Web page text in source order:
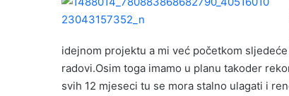
idejnom projektu a mi već početkom
radovi.Osim toga imamo u planu takoder
svih 12 mjeseci tu se mora stalno ulagati i